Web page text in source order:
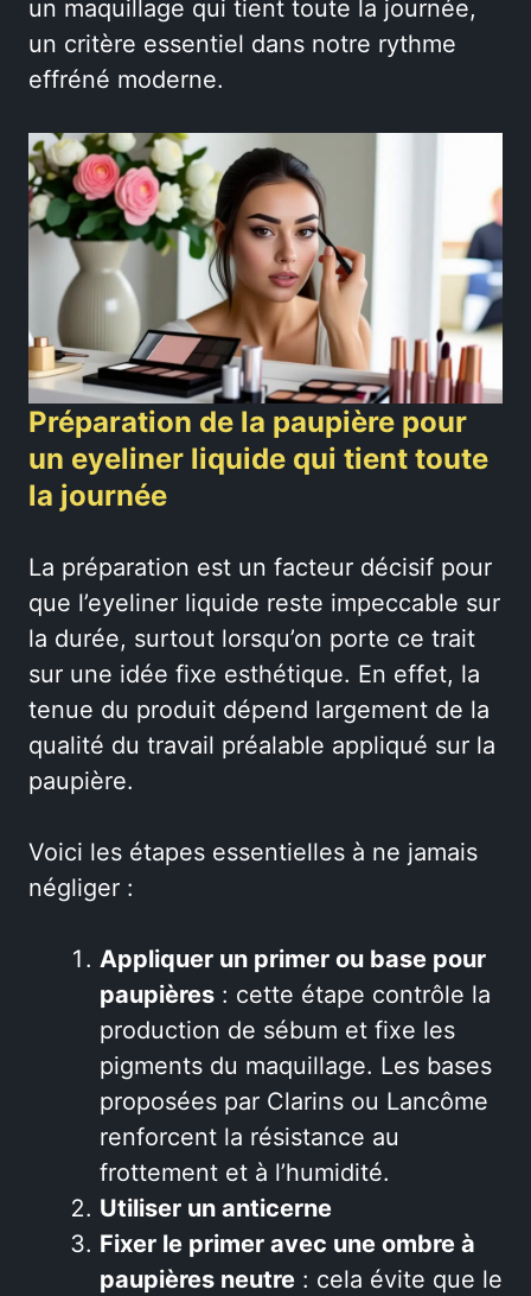
un maquillage qui tient toute la journée,
un critère essentiel dans notre rythme
effréné moderne.
Préparation de la paupière pour
un eyeliner liquide qui tient toute
la journée
La préparation est un facteur décisif pour
que l’eyeliner liquide reste impeccable sur
la durée, surtout lorsqu’on porte ce trait
sur une idée fixe esthétique. En effet, la
tenue du produit dépend largement de la
qualité du travail préalable appliqué sur la
paupière.
Voici les étapes essentielles à ne jamais
négliger :
Appliquer un primer ou base pour
paupières : cette étape contrôle la
production de sébum et fixe les
pigments du maquillage. Les bases
proposées par Clarins ou Lancôme
renforcent la résistance au
frottement et à l’humidité.
Utiliser un anticerne
Fixer le primer avec une ombre à
paupières neutre : cela évite que le